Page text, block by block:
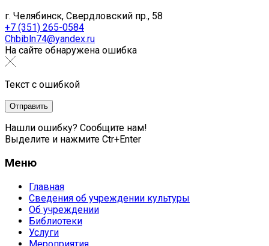
г. Челябинск, Свердловский пр., 58
+7 (351) 265-0584
Chbibln74@yandex.ru
На сайте обнаружена ошибка
Текст с ошибкой
Нашли ошибку? Сообщите нам!
Выделите и нажмите Ctr+Enter
Меню
Главная
Сведения об учреждении культуры
Об учреждении
Библиотеки
Услуги
Мероприятия